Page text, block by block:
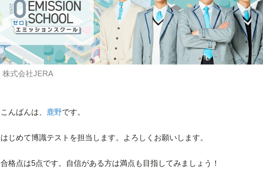
株式会社JERA
こんばんは、 鹿野です。
はじめて博識テストを担当します。よろしくお願いします。
合格点は5点です。自信がある方は満点も目指してみましょう！